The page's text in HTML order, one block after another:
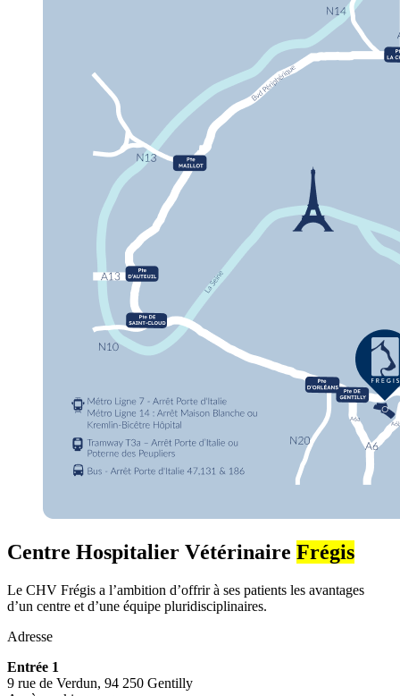
Centre Hospitalier Vétérinaire Frégis
Le CHV Frégis a l’ambition d’offrir à ses patients les avantages
d’un centre et d’une équipe pluridisciplinaires.
Adresse
Entrée 1
9 rue de Verdun, 94 250 Gentilly